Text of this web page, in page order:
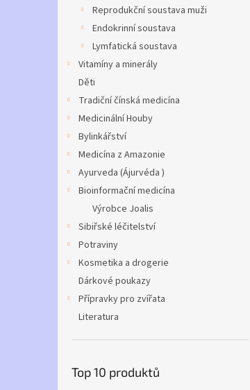
Reprodukční soustava muži
Endokrinní soustava
Lymfatická soustava
Vitamíny a minerály
Děti
Tradiční čínská medicína
Medicinální Houby
Bylinkářství
Medicína z Amazonie
Ayurveda (Ájurvéda )
Bioinformační medicína
Výrobce Joalis
Sibiřské léčitelství
Potraviny
Kosmetika a drogerie
Dárkové poukazy
Přípravky pro zvířata
Literatura
Top 10 produktů